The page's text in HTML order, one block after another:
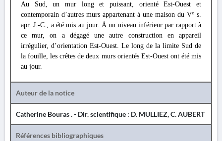
Au Sud, un mur long et puissant, orienté Est-Ouest et
contemporain d’autres murs appartenant à une maison du Ve s.
apr. J.-C., a été mis au jour. À un niveau inférieur par rapport à
ce mur, on a dégagé une autre construction en appareil
irrégulier, d’orientation Est-Ouest. Le long de la limite Sud de
la fouille, les crêtes de deux murs orientés Est-Ouest ont été mis
au jour.
Auteur de la notice
Catherine Bouras . - Dir. scientifique : D. MULLIEZ, C. AUBERT
Références bibliographiques